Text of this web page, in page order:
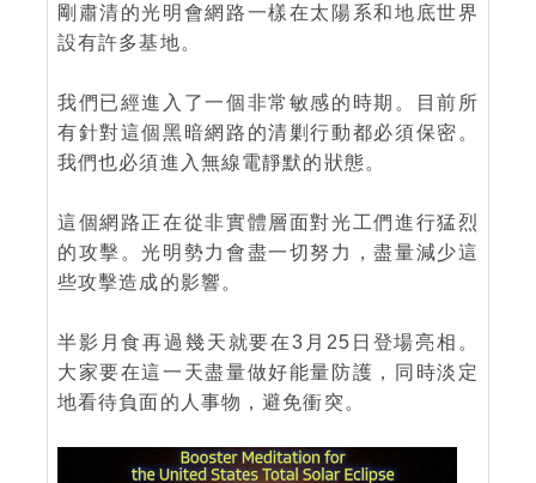
剛肅清的光明會網路一樣在太陽系和地底世界
設有許多基地。
我們已經進入了一個非常敏感的時期。目前所
有針對這個黑暗網路的清剿行動都必須保密。
我們也必須進入無線電靜默的狀態。
這個網路正在從非實體層面對光工們進行猛烈
的攻擊。光明勢力會盡一切努力，盡量減少這
些攻擊造成的影響。
半影月食再過幾天就要在3月25日登場亮相。
大家要在這一天盡量做好能量防護，同時淡定
地看待負面的人事物，避免衝突。